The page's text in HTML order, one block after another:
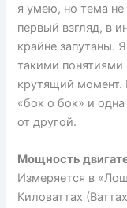
я умею, но тема не
первый взгляд, в
крайне запутаны.
такими понятиями
крутящий момент.
«бок о бок» и
от другой.
Мощность
Измеряется в
Киловаттах